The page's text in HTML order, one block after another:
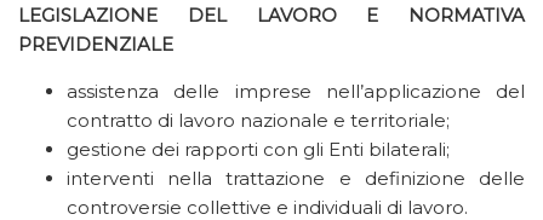
LEGISLAZIONE DEL LAVORO E NORMATIVA
PREVIDENZIALE
assistenza delle imprese nell’applicazione del
contratto di lavoro nazionale e territoriale;
gestione dei rapporti con gli Enti bilaterali;
interventi nella trattazione e definizione delle
controversie collettive e individuali di lavoro.